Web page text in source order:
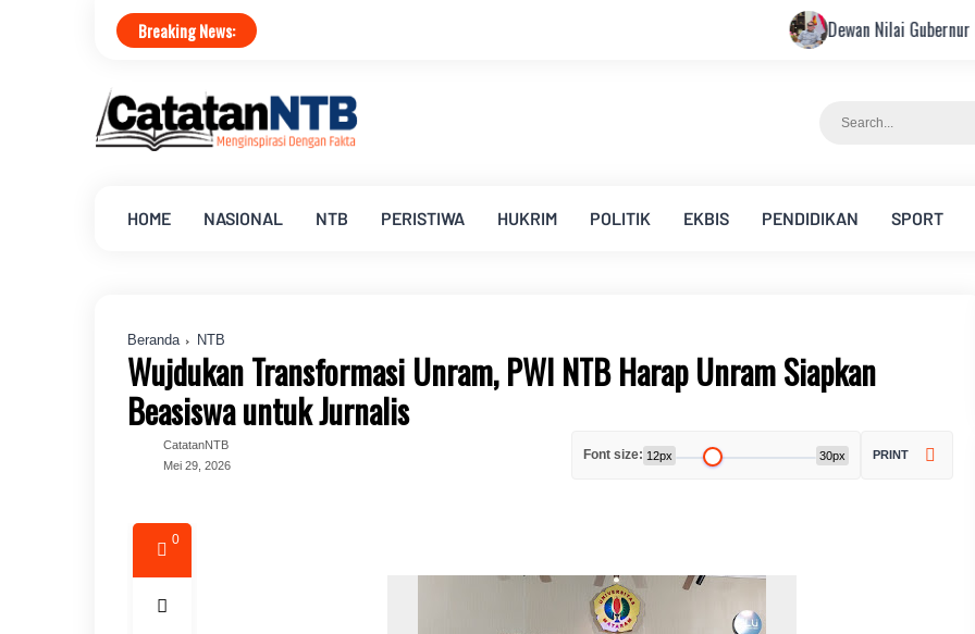
Breaking News: Dewan Nilai Gubernur Figur Tepat
HOME NASIONAL NTB PERISTIWA HUKRIM POLITIK EKBIS PENDIDIKAN SPORT
Beranda NTB
Wujdukan Transformasi Unram, PWI NTB Harap Unram Siapkan
Beasiswa untuk Jurnalis
CatatanNTB
Mei 29, 2026
Font size: 12px 30px PRINT
0